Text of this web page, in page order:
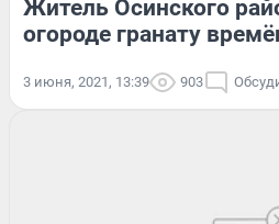
Житель Осинского
огороде гранату
3 июня, 2021, 13:39 903